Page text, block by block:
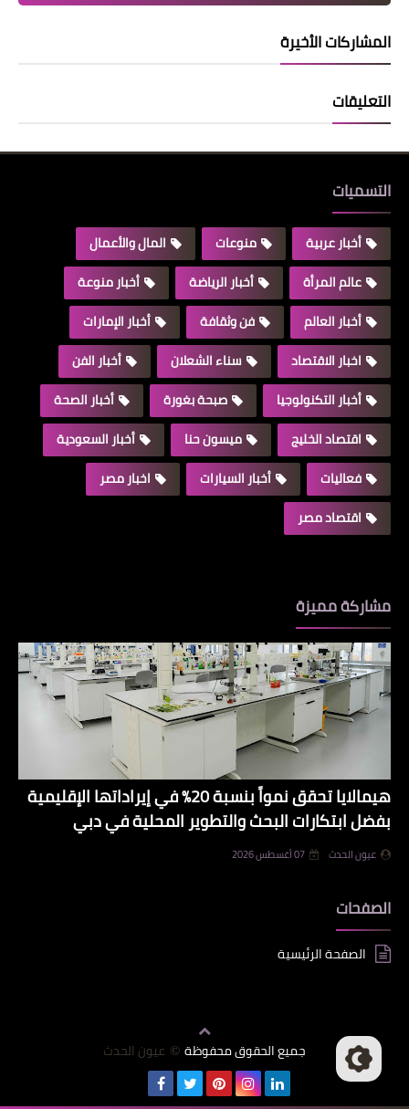
المشاركات الأخيرة
التعليقات
التسميات
أخبار عربية منوعات
المال والأعمال
عالم المرأة
أخبار الرياضة
أخبار منوعة
أخبار العالم
فن وثقافة
أخبار الإمارات
اخبار الاقتصاد
سناء الشعلان
أخبار الفن
أخبار التكنولوجيا
صبحة بغورة
أخبار الصحة
اقتصاد الخليج
ميسون حنا
أخبار السعودية
فعاليات
أخبار السيارات
اخبار مصر
اقتصاد مصر
مشاركة مميزة
هيمالايا تحقق نمواً بنسبة 20% في إيراداتها الإقليمية
بفضل ابتكارات البحث والتطوير المحلية في دبي
عيون الحدث 07 أغسطس 2026
الصفحات
الصفحة الرئيسية
جميع الحقوق محفوظة © عيون الحدث